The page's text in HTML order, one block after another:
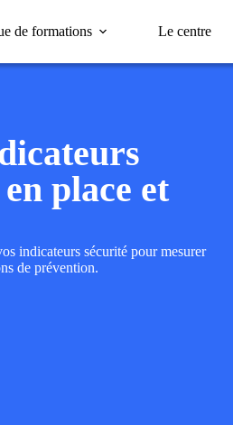
de formations Le centre
place et
indicateurs sécurité pour mesurer
de prévention.